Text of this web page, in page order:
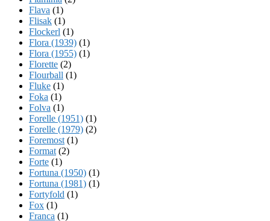
Flava (1)
Flisak (1)
Flockerl (1)
Flora (1939) (1)
Flora (1955) (1)
Florette (2)
Flourball (1)
Fluke (1)
Foka (1)
Folva (1)
Forelle (1951) (1)
Forelle (1979) (2)
Foremost (1)
Format (2)
Forte (1)
Fortuna (1950) (1)
Fortuna (1981) (1)
Fortyfold (1)
Fox (1)
Franca (1)